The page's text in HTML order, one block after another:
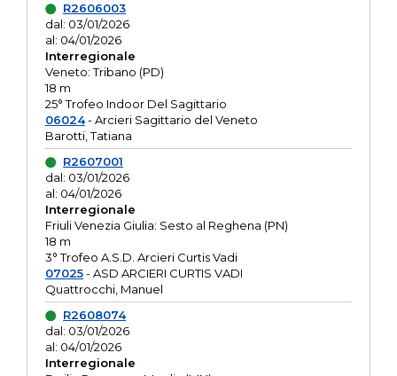
R2606003
dal: 03/01/2026
al: 04/01/2026
Interregionale
Veneto: Tribano (PD)
18 m
25° Trofeo Indoor Del Sagittario
06024- Arcieri Sagittario del Veneto
Barotti, Tatiana
R2607001
dal: 03/01/2026
al: 04/01/2026
Interregionale
Friuli Venezia Giulia: Sesto al Reghena (PN)
18 m
3° Trofeo A.S.D. Arcieri Curtis Vadi
07025- ASD ARCIERI CURTIS VADI
Quattrocchi, Manuel
R2608074
dal: 03/01/2026
al: 04/01/2026
Interregionale